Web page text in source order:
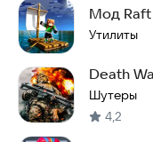
Мод Raft
Утилиты
Death
Шутеры
4,2